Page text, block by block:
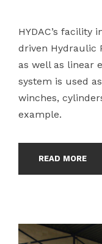
HYDAC’s facility
driven Hydraulic
as well as linear
system is used
winches,
example.
READ MORE